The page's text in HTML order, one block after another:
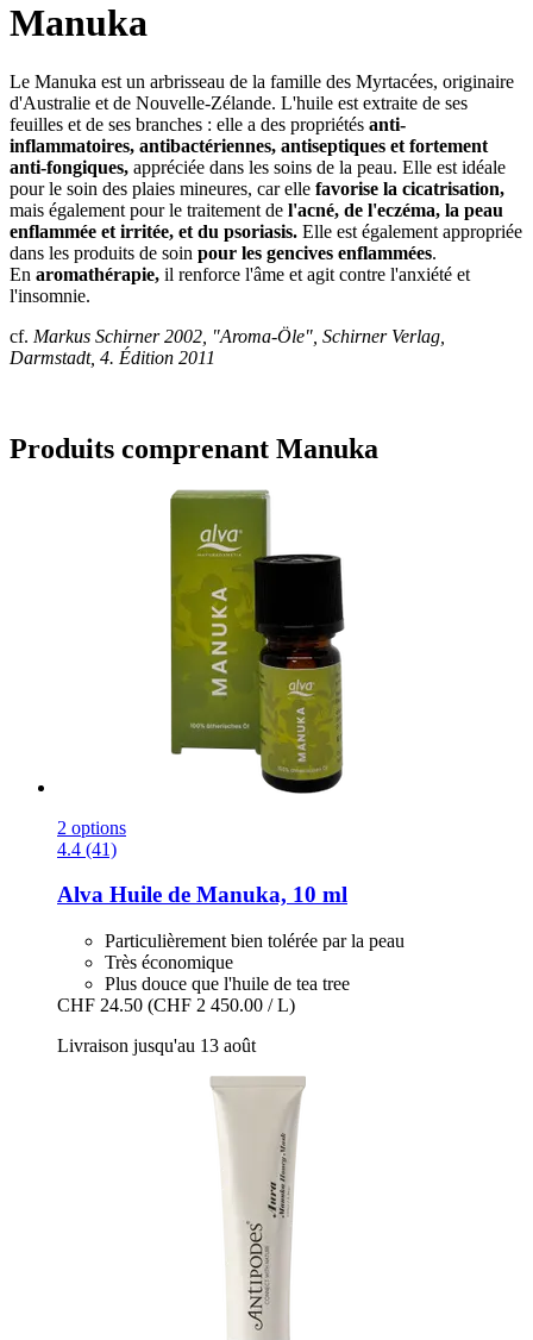
Manuka
Le Manuka est un arbrisseau de la famille des Myrtacées, originaire
d'Australie et de Nouvelle-Zélande. L'huile est extraite de ses
feuilles et de ses branches : elle a des propriétés anti-
inflammatoires, antibactériennes, antiseptiques et fortement
anti-fongiques, appréciée dans les soins de la peau. Elle est idéale
pour le soin des plaies mineures, car elle favorise la cicatrisation,
mais également pour le traitement de l'acné, de l'eczéma, la peau
enflammée et irritée, et du psoriasis. Elle est également appropriée
dans les produits de soin pour les gencives enflammées.
En aromathérapie, il renforce l'âme et agit contre l'anxiété et
l'insomnie.
cf. Markus Schirner 2002, "Aroma-Öle", Schirner Verlag,
Darmstadt, 4. Édition 2011
Produits comprenant Manuka
2 options
4.4 (41)
Alva Huile de Manuka, 10 ml
Particulièrement bien tolérée par la peau
Très économique
Plus douce que l'huile de tea tree
CHF 24.50 (CHF 2 450.00 / L)
Livraison jusqu'au 13 août